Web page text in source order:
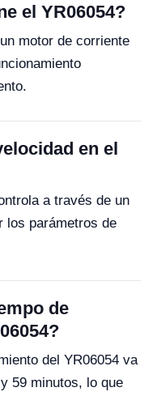
el YR06054?
motor de corriente
en el
a través de un
los parámetros de
de
del YR06054 va
59 minutos, lo que